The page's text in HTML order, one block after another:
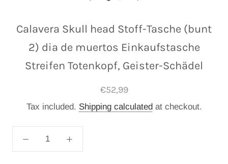
Calavera Skull head Stoff-Tasche (bunt
2) dia de muertos Einkaufstasche
Streifen Totenkopf, Geister-Schädel
€52,99
Tax included. Shipping calculated at checkout.